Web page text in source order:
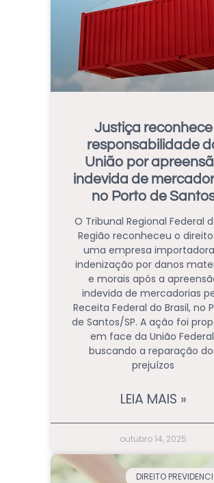
Justiça reconhece
responsabilidade
União por
indevida de
no Porto de
O Tribunal Regional Federal
Região reconheceu o
uma empresa
indenização por danos
e morais após a
indevida de mercadorias
Receita Federal do Brasil, no
de Santos/SP. A ação foi
em face da União
buscando a reparação
prejuízos
LEIA MAIS »
outubro 14, 2025
DIREITO